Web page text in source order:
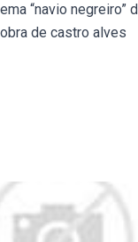
“navio negreiro”
de castro alves